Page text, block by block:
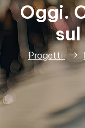
Oggi.
Progetti